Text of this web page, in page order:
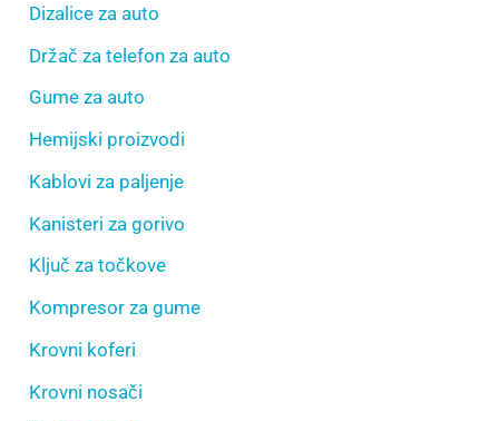
Dizalice za auto
Držač za telefon za auto
Gume za auto
Hemijski proizvodi
Kablovi za paljenje
Kanisteri za gorivo
Ključ za točkove
Kompresor za gume
Krovni koferi
Krovni nosači